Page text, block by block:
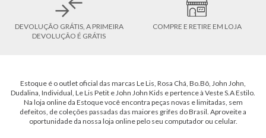
DEVOLUÇÃO GRÁTIS, A PRIMEIRA
DEVOLUÇÃO É GRÁTIS
COMPRE E RETIRE EM LOJA
Estoque é o outlet oficial das marcas Le Lis, Rosa Chá, Bo.Bô, John John,
Dudalina, Individual, Le Lis Petit e John John Kids e pertence à Veste S.A Estilo.
Na loja online da Estoque você encontra peças novas e limitadas, sem
defeitos, de coleções passadas das maiores grifes do Brasil. Aproveite a
oportunidade da nossa loja online pelo seu computador ou celular.